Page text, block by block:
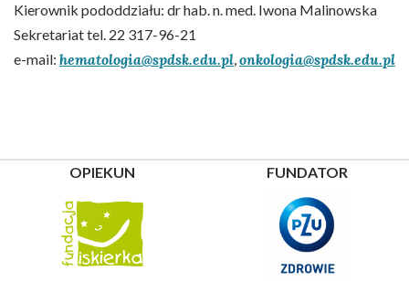
Kierownik pododdziału: dr hab. n. med. Iwona Malinowska
Sekretariat tel. 22 317-96-21
e-mail: hematologia@spdsk.edu.pl,onkologia@spdsk.edu.pl
OPIEKUN FUNDATOR